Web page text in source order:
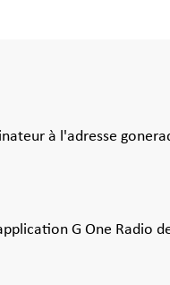
à l'adresse
G One Radio